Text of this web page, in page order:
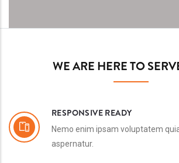
WE ARE HERE TO
RESPONSIVE READY
Nemo enim ipsam voluptatem
aspernatur.